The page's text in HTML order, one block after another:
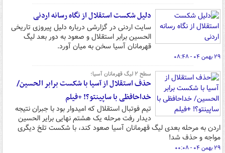
دلیل شکست استقلال از نگاه رسانه اردنی
سایت اردنی در گزارشی درباره دلیل پیروزی تاریخی
الحسین برابر استقلال و صعود به دور بعد لیگ
قهرمانان آسیا سخن به میان آورد.
۲۹ بهمن ۰۴ - ۰۸:۴۸
سطح ۲ لیگ قهرمانان آسیا؛
حذف استقلال از آسیا با شکست برابر الحسین/
خداحافظی با ساپینتو؟! +فیلم
تیم فوتبال استقلال که امیدوار بود با جبران نتیجه
دیدار رفت مرحله یک هشتم نهایی برایر الحسین
اردن به مرحله بعدی لیگ قهرمانان آسیا صعود کند، با شکست تلخ دیگری
مواجه و حذف شد!
۲۹ بهمن ۰۴ - ۰۰:۰۸